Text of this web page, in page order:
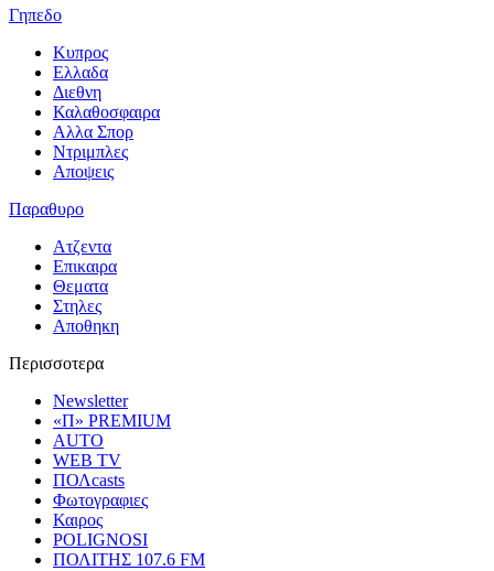
Γηπεδο
Κυπρος
Ελλαδα
Διεθνη
Καλαθοσφαιρα
Αλλα Σπορ
Ντριμπλες
Αποψεις
Παραθυρο
Ατζεντα
Επικαιρα
Θεματα
Στηλες
Αποθηκη
Περισσοτερα
Newsletter
«Π» PREMIUM
AUTO
WEB TV
ΠΟΛcasts
Φωτογραφιες
Καιρος
POLIGNOSI
ΠΟΛΙΤΗΣ 107.6 FM